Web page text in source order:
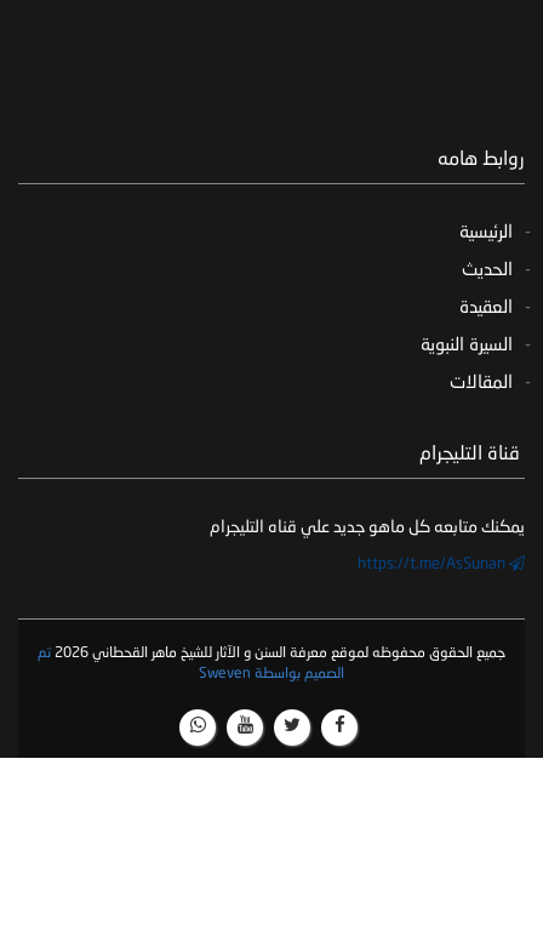
روابط هامه
الرئيسية
الحديث
العقيدة
السيرة النبوية
المقالات
‏ قناة التليجرام
يمكنك متابعه كل ماهو جديد علي قناه التليجرام
جميع الحقوق محفوظه لموقع معرفة السنن و الآثار للشيخ ماهر القحطاني 2026
تم
الصميم بواسطة Sweven